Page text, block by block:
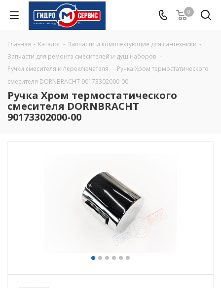
0
Главная - Каталог - Запчасти и комплектующие для сантехники -
Запчасти для ремонта смесителей и душ наборов -
Ручки смесителя и переключателя - Ручка Хром термостатического
смесителя DORNBRACHT 90173302000-00
Ручка Хром термостатического
смесителя DORNBRACHT
90173302000-00